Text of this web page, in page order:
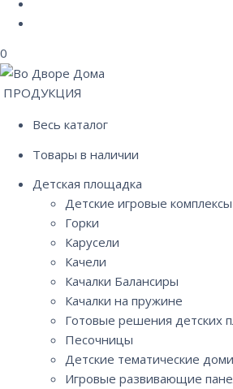
0
ПРОДУКЦИЯ
Весь каталог
Товары в наличии
Детская площадка
Детские игровые комплексы
Горки
Карусели
Качели
Качалки Балансиры
Качалки на пружине
Готовые решения детских
Песочницы
Детские тематические
Игровые развивающие